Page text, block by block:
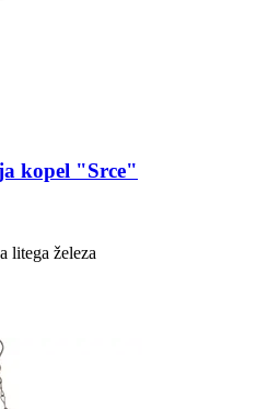
kopel "Srce"
litega železa